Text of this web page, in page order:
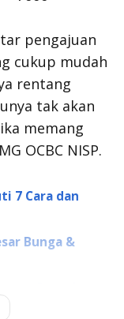
pengajuan
cukup mudah
rentang
tak akan
memang
OCBC NISP.
7 Cara dan
Bunga &